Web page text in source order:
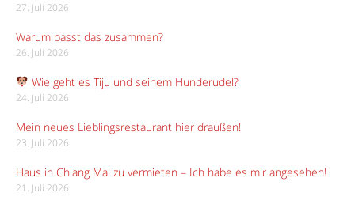
27. Juli 2026
Warum passt das zusammen?
26. Juli 2026
Wie geht es Tiju und seinem Hunderudel?
24. Juli 2026
Mein neues Lieblingsrestaurant hier draußen!
23. Juli 2026
Haus in Chiang Mai zu vermieten – Ich habe es mir angesehen!
21. Juli 2026